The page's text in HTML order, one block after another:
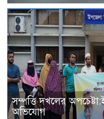
সম্পত্তি দখলের
অভিযোগ